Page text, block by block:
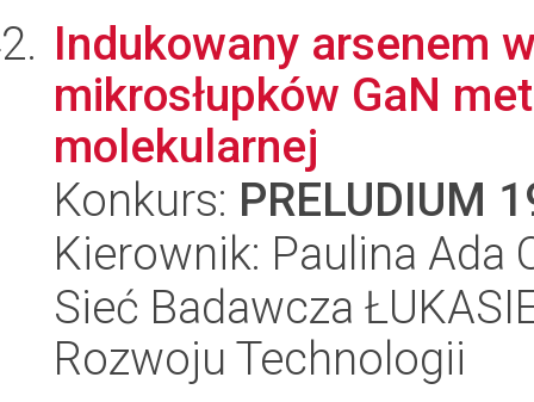
Indukowany arsenem
mikrosłupków GaN
molekularnej
Konkurs: PRELUDIUM
Kierownik: Paulina Ada
Sieć Badawcza
Rozwoju Technologii